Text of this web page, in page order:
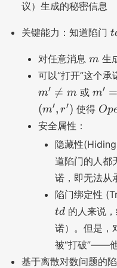
议）生成的秘密信息
关键能力：知道陷门 t
t
对任意消息 m
m 生
可以“打开”这个承
m′ 
= m或 m
'
=
m′ =
(m′, r′) 使得 O
n
(c
o
m
,
m
',
r'
)
Op
安全属性：
隐藏性
道陷门的人都
诺，即无法从
陷门绑定性
td 的人来说
诺）。但是，
被“打破”——
基于离散对数问题的